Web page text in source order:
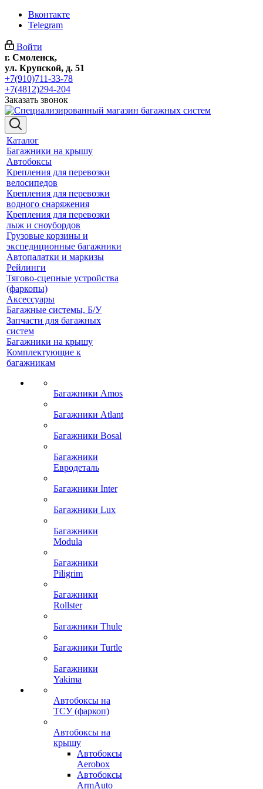
Вконтакте
Telegram
Войти
г. Смоленск,
ул. Крупской, д. 51
+7(910)711-33-78
+7(4812)294-204
Заказать звонок
Каталог
Багажники на крышу
Автобоксы
Крепления для перевозки
велосипедов
Крепления для перевозки
водного снаряжения
Крепления для перевозки
лыж и сноубордов
Грузовые корзины и
экспедиционные багажники
Автопалатки и маркизы
Рейлинги
Тягово-сцепные устройства
(фаркопы)
Аксессуары
Багажные системы, Б/У
Запчасти для багажных
систем
Багажники на крышу
Комплектующие к
багажникам
Багажники Amos
Багажники Atlant
Багажники Bosal
Багажники
Евродеталь
Багажники Inter
Багажники Lux
Багажники
Modula
Багажники
Piligrim
Багажники
Rollster
Багажники Thule
Багажники Turtle
Багажники
Yakima
Автобоксы на
ТСУ (фаркоп)
Автобоксы на
крышу
Автобоксы
Aerobox
Автобоксы
ArmAuto